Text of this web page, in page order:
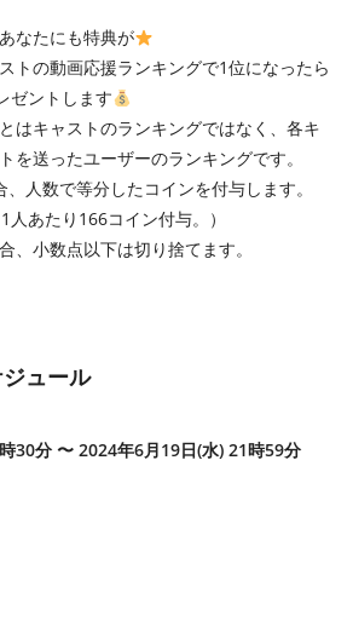
なたにも特典が
トの動画応援ランキングで1位になったら
ゼントします
はキャストのランキングではなく、各キ
を送ったユーザーのランキングです。
人数で等分したコインを付与します。
人あたり166コイン付与。）
、小数点以下は切り捨てます。
ュール
30分 〜 2024年6月19日(水) 21時59分